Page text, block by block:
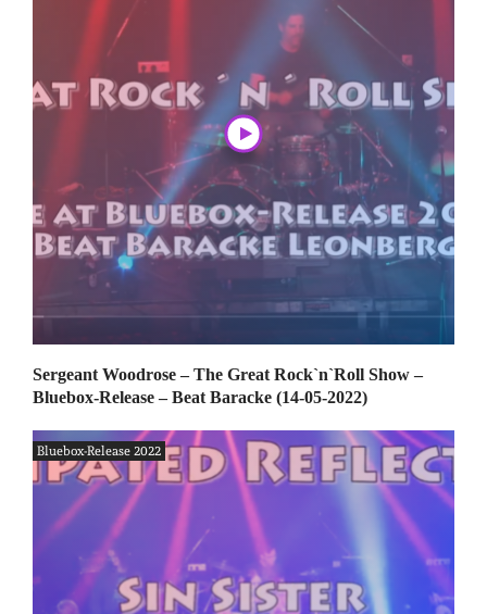
Sergeant Woodrose – The Great Rock`n`Roll Show –
Bluebox-Release – Beat Baracke (14-05-2022)
Bluebox-Release 2022